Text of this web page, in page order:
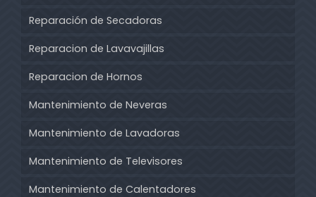
Reparación de Secadoras
Reparacion de Lavavajillas
Reparacion de Hornos
Mantenimiento de Neveras
Mantenimiento de Lavadoras
Mantenimiento de Televisores
Mantenimiento de Calentadores